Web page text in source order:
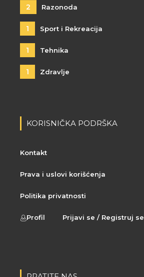
2 Razonoda
1 Sport i Rekreacija
1 Tehnika
1 Zdravlje
KORISNIČKA PODRŠKA
Kontakt
Prava i uslovi korišćenja
Politika privatnosti
Profil Prijavi se / Registruj se